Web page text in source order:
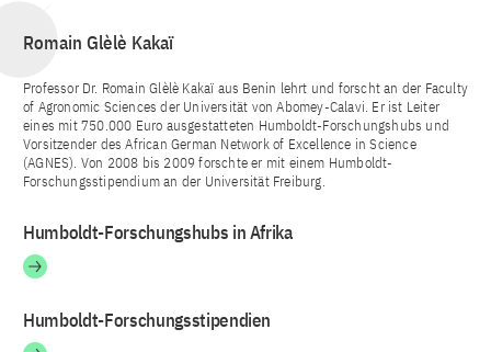
Romain Glèlè Kakaï
Professor Dr. Romain Glèlè Kakaï aus Benin lehrt und forscht an der Faculty
of Agronomic Sciences der Universität von Abomey-Calavi. Er ist Leiter
eines mit 750.000 Euro ausgestatteten Humboldt-Forschungshubs und
Vorsitzender des African German Network of Excellence in Science
(AGNES). Von 2008 bis 2009 forschte er mit einem Humboldt-
Forschungsstipendium an der Universität Freiburg.
Humboldt-Forschungshubs in Afrika
Humboldt-Forschungsstipendien